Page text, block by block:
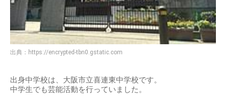
出典： https://encrypted-tbn0.gstatic.com
出身中学校は、大阪市立喜連東中学校です。
中学生でも芸能活動を行っていました。